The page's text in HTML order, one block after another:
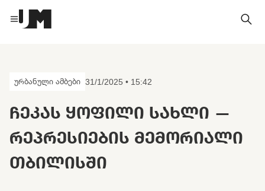
ურბანული ამბები 31/1/2025 • 15:42
ᲩᲔᲙᲐᲡ ᲧᲝᲤᲘᲚᲘ ᲡᲐᲮᲚᲘ —
ᲠᲔᲞᲠᲔᲡᲘᲔᲑᲘᲡ ᲛᲔᲛᲝᲠᲘᲐᲚᲘ
ᲗᲑᲘᲚᲘᲡᲨᲘ